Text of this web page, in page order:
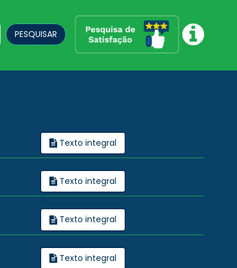
PESQUISAR
Texto integral
Texto integral
Texto integral
Texto integral